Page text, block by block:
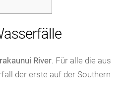
River. Für alle die aus
der erste auf der Southern